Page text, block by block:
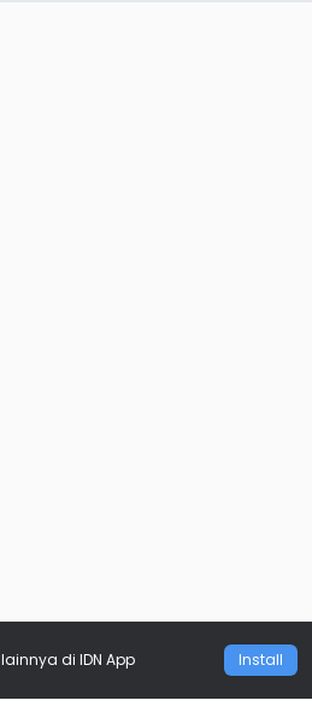
lainnya di IDN App Install